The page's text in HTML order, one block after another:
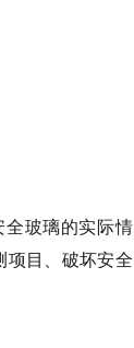
全玻璃的实际情
项目、破坏安全